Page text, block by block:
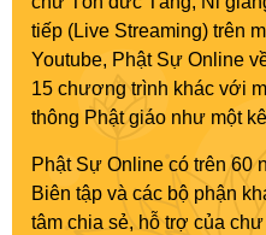
tiếp (Live Streaming) trên
Youtube, Phật Sự Online
15 chương trình khác với
thông Phật giáo như một
Phật Sự Online có trên 60
Biên tập và các bộ phận
tâm chia sẻ, hỗ trợ của